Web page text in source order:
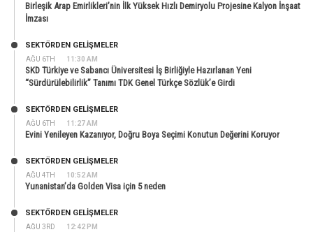
Birleşik Arap Emirlikleri’nin İlk Yüksek Hızlı Demiryolu Projesine Kalyon İnşaat
İmzası
AĞU 6TH 11:30 AM
SEKTÖRDEN GELIŞMELER
SKD Türkiye ve Sabancı Üniversitesi İş Birliğiyle Hazırlanan Yeni
“Sürdürülebilirlik” Tanımı TDK Genel Türkçe Sözlük’e Girdi
AĞU 6TH 11:27 AM
SEKTÖRDEN GELIŞMELER
Evini Yenileyen Kazanıyor, Doğru Boya Seçimi Konutun Değerini Koruyor
AĞU 4TH 10:52 AM
SEKTÖRDEN GELIŞMELER
Yunanistan’da Golden Visa için 5 neden
AĞU 3RD 12:42 PM
SEKTÖRDEN GELIŞMELER